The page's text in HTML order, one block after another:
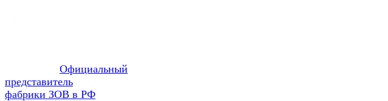
Официальный
представитель
фабрики ЗОВ в РФ